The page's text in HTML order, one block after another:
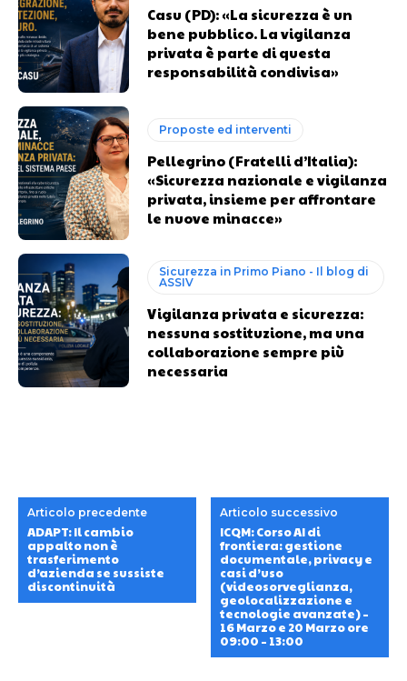
Casu (PD): «La sicurezza è un
bene pubblico. La vigilanza
privata è parte di questa
responsabilità condivisa»
Proposte ed interventi
Pellegrino (Fratelli d’Italia):
«Sicurezza nazionale e vigilanza
privata, insieme per affrontare
le nuove minacce»
Sicurezza in Primo Piano - Il blog di
ASSIV
Vigilanza privata e sicurezza:
nessuna sostituzione, ma una
collaborazione sempre più
necessaria
Articolo precedente
ADAPT: Il cambio
appalto non è
trasferimento
d’azienda se sussiste
discontinuità
Articolo successivo
ICQM: Corso AI di
frontiera: gestione
documentale, privacy e
casi d’uso
(videosorveglianza,
geolocalizzazione e
tecnologie avanzate) –
16 Marzo e 20 Marzo ore
09:00 – 13:00